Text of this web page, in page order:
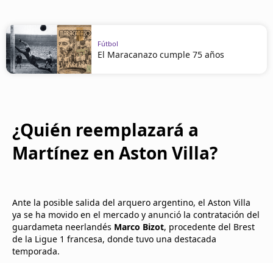
Fútbol
El Maracanazo cumple 75 años
¿Quién reemplazará a
Martínez en Aston Villa?
Ante la posible salida del arquero argentino, el Aston Villa
ya se ha movido en el mercado y anunció la contratación del
guardameta neerlandés Marco Bizot, procedente del Brest
de la Ligue 1 francesa, donde tuvo una destacada
temporada.